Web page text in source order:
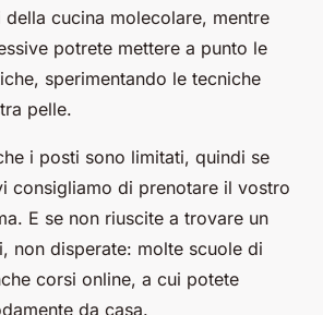
della cucina molecolare, mentre
potrete mettere a punto le
sperimentando le tecniche
pelle.
i posti sono limitati, quindi se
consigliamo di prenotare il vostro
E se non riuscite a trovare un
non disperate: molte scuole di
corsi online, a cui potete
da casa.